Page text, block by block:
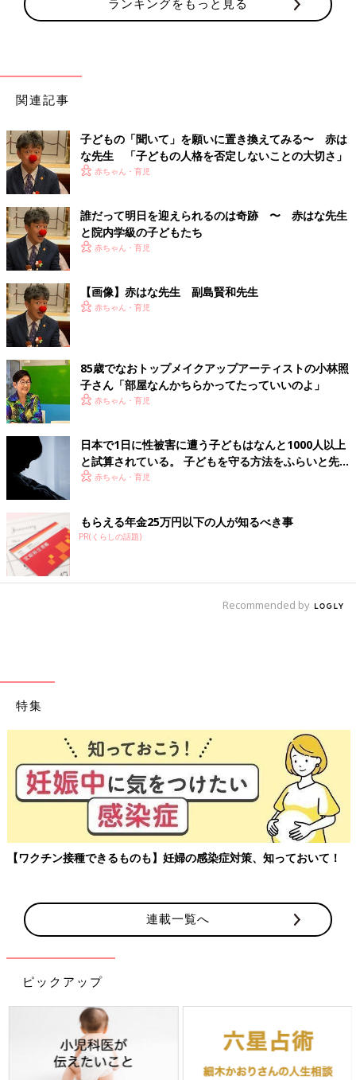
関連記事
子どもの「聞いて」を願いに置き換えてみる〜 赤は
な先生 「子どもの人格を否定しないことの大切さ」
赤ちゃん・育児
誰だって明日を迎えられるのは奇跡 〜 赤はな先生
と院内学級の子どもたち
赤ちゃん・育児
【画像】赤はな先生 副島賢和先生
赤ちゃん・育児
85歳でなおトップメイクアップアーティストの小林照
子さん「部屋なんかちらかってたっていいのよ」
赤ちゃん・育児
日本で1日に性被害に遭う子どもはなんと1000人以上
と試算されている。 子どもを守る方法をふらいと先
生に聞く【小児科医】
赤ちゃん・育児
もらえる年金25万円以下の人が知るべき事
PR(くらしの話題)
Recommended by
特集
【ワクチン接種できるものも】妊婦の感染症対策、知っておいて！
連載一覧へ
ピックアップ